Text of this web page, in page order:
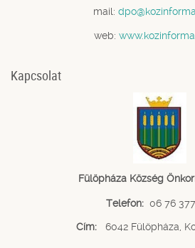
mail:
web:
Kapcsolat
Fülöpháza Község
Telefon: 06 76
Cím: 6042 Fülöpháza,